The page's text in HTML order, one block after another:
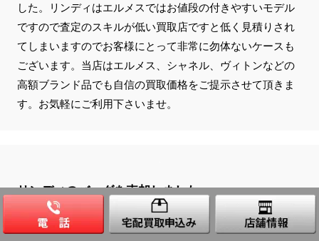
した。リンディはエルメスではお値段の付きやすいモデル
ですので査定のスキルが低い買取店ですと低く見積りされ
てしまいますのでお客様にとって非常に勿体ないケースも
ございます。当店はエルメス、シャネル、ヴィトンなどの
高額ブランド品でも自信の買取価格をご提示させて頂きま
す。お気軽にご利用下さいませ。
リンディのバッグを売却しました
お客様の声
息子の入学など色々と重なったので泣く泣くですがエル